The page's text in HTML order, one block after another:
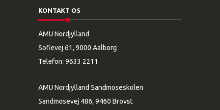
KONTAKT OS
AMU Nordjylland
Sofievej 61, 9000 Aalborg
Telefon: 9633 2211
AMU Nordjylland Sandmoseskolen
Sandmosevej 486, 9460 Brovst